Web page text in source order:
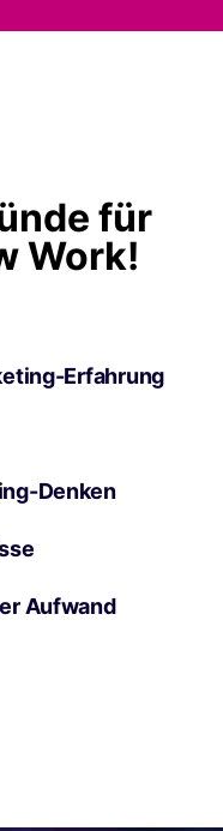
für
Work!
Erfahrung
Denken
Aufwand